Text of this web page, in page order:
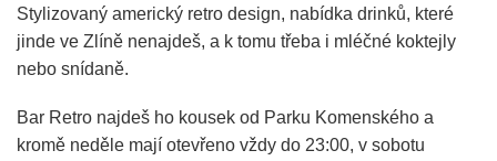
Stylizovaný americký retro design, nabídka drinků, které
jinde ve Zlíně nenajdeš, a k tomu třeba i mléčné koktejly
nebo snídaně.
Bar Retro najdeš ho kousek od Parku Komenského a
kromě neděle mají otevřeno vždy do 23:00, v sobotu